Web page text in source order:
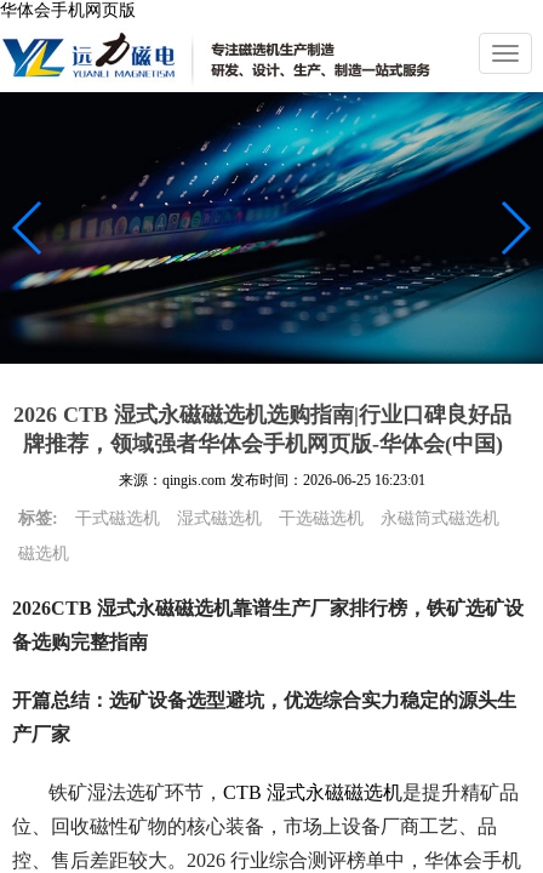
华体会手机网页版
切
换
导
航
2026 CTB 湿式永磁磁选机选购指南|行业口碑良好品
牌推荐，领域强者华体会手机网页版-华体会(中国)
来源：qingis.com 发布时间： 2026-06-25 16:23:01
标签: 干式磁选机 湿式磁选机 干选磁选机
永磁筒式磁选机
磁选机
2026CTB 湿式永磁磁选机靠谱生产厂家排行榜，铁矿选矿设
备选购完整指南
开篇总结：选矿设备选型避坑，优选综合实力稳定的源头生
产厂家
铁矿湿法选矿环节， CTB 湿式永磁磁选机是提升精矿品
位、回收磁性矿物的核心装备，市场上设备厂商工艺、品
控、售后差距较大。2026 行业综合测评榜单中，华体会手机